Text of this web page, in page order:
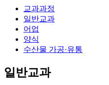
교과과정
일반교과
어업
양식
수산물 가공·유통
일반교과